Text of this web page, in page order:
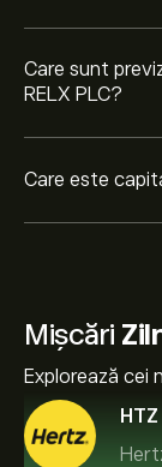
Care sunt
RELX PLC?
Care este
Mișcări
Explorează cei
HTZ